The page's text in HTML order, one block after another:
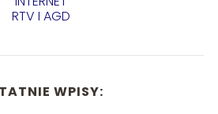
RTV I AGD
WPISY: